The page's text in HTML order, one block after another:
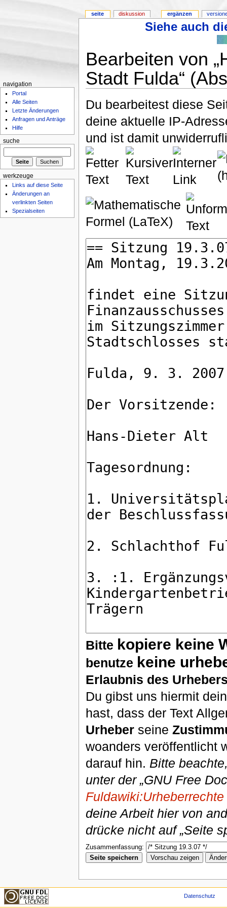
Siehe auch
Bearbeiten von
Stadt Fulda“
Du bearbeitest diese
deine aktuelle IP-
und ist damit
Bitte kopiere keine
benutze keine
Erlaubnis des
Du gibst uns hiermit
hast, dass der Text
Urheberseine
woanders veröffentlicht
darauf hin. Bitte
unter der „GNU Free
Fuldawiki:Urheberrechte
deine Arbeit hier von
drücke nicht auf „Seite
Zusammenfassung:
seite diskussion ergänzen
navigation
Portal
Alle Seiten
Letzte Änderungen
Anfragen und Anträge
Hilfe
suche
werkzeuge
Links auf diese Seite
Änderungen an
verlinkten Seiten
Spezialseiten
Datenschutz